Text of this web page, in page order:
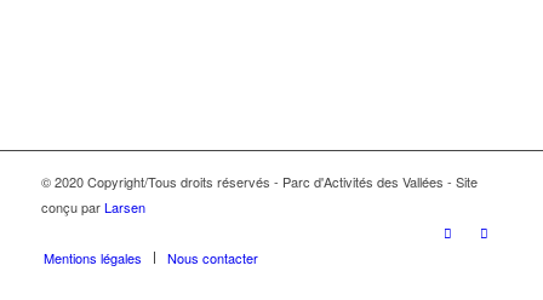
© 2020 Copyright/Tous droits réservés - Parc d'Activités des Vallées - Site
conçu parLarsen
Mentions légales Nous contacter